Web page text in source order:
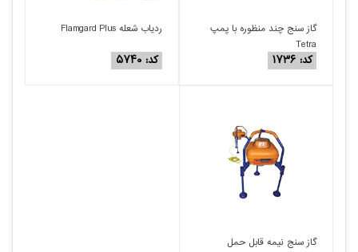
گاز سنج چند منظوره با پمپ
Tetra
کد: ۱۷۳۶
ردیاب شعله Flamgard Plus
کد: ۵۷۴۰
گاز سنج نیمه قابل حمل